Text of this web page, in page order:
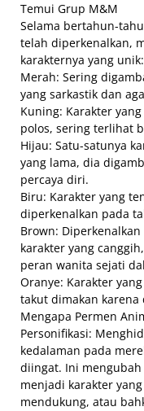
Temui Grup M&M
Selama bertahun-
telah diperkenalkan,
karakternya yang unik:
Merah: Sering
yang sarkastik dan
Kuning: Karakter
polos, sering terlihat
Hijau: Satu-satunya
yang lama, dia
percaya diri.
Biru: Karakter yang
diperkenalkan pada
Brown:
karakter yang
peran wanita sejati
Oranye: Karakter
takut dimakan karena
Mengapa Permen
Personifikasi:
kedalaman pada
diingat. Ini
menjadi karakter
mendukung, atau